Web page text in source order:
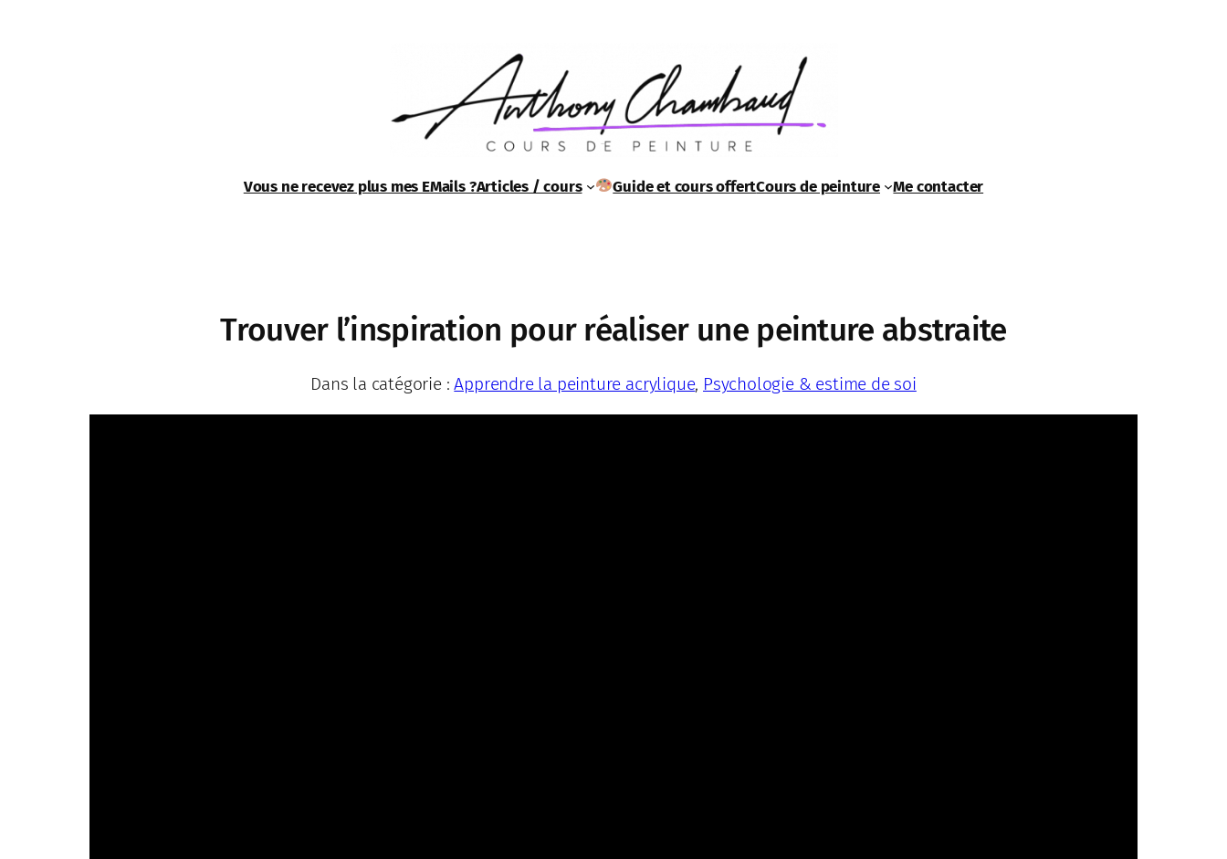
Vous ne recevez plus mes EMails ?Articles / cours Guide et cours offertCours de peinture Me contacter
Trouver l’inspiration pour réaliser une peinture abstraite
Dans la catégorie :Apprendre la peinture acrylique, Psychologie & estime de soi